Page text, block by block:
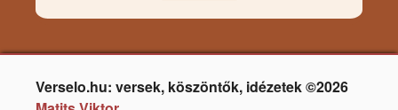
Verselo.hu: versek, köszöntők, idézetek ©2026